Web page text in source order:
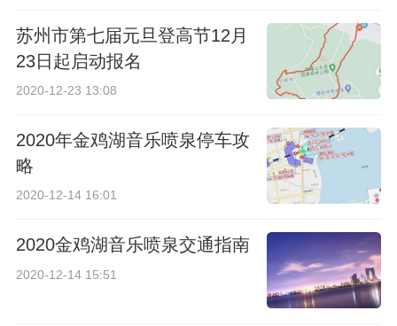
苏州市第七届元旦登高节12月
23日起启动报名
2020-12-23 13:08
2020年金鸡湖音乐喷泉停车攻
略
2020-12-14 16:01
2020金鸡湖音乐喷泉交通指南
2020-12-14 15:51